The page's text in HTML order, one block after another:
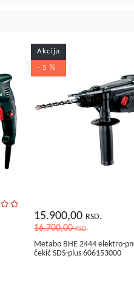
Akcija
- 5 %
15.900,00 RSD.
16.700,00RSD.
Metabo BHE 2444 elektro-
čekić SDS-plus 606153000